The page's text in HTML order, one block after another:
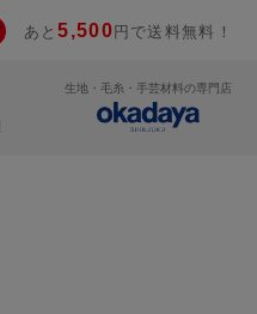
あと5,500 円で送料無料！
生地・毛糸・手芸材料の専門店